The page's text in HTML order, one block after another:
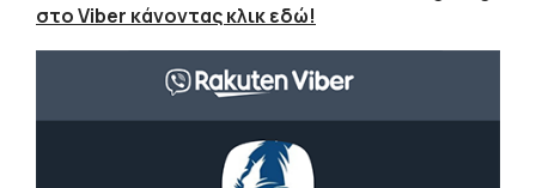
στο Viber κάνοντας κλικ εδώ!